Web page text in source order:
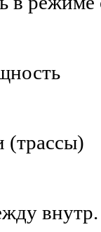
(трассы)